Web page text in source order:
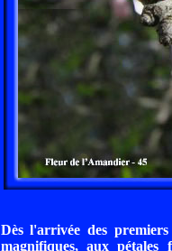
Dès l'arrivée des
magnifiques, aux